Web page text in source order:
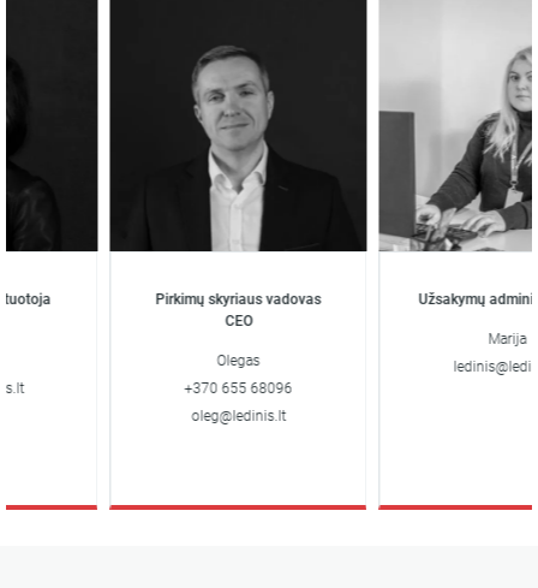
Pirkimų skyriaus vadovas
CEO
Olegas
+370 655 68096
oleg@ledinis.lt
Užsakymų
Marija